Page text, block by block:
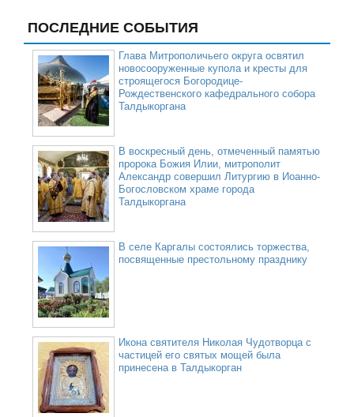
ПОСЛЕДНИЕ СОБЫТИЯ
Глава Митрополичьего округа освятил
новосооруженные купола и кресты для
строящегося Богородице-
Рождественского кафедрального собора
Талдыкоргана
В воскресный день, отмеченный памятью
пророка Божия Илии, митрополит
Александр совершил Литургию в Иоанно-
Богословском храме города
Талдыкоргана
В селе Каргалы состоялись торжества,
посвященные престольному празднику
Икона святителя Николая Чудотворца с
частицей его святых мощей была
принесена в Талдыкорган